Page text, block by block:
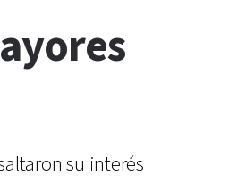
su interés